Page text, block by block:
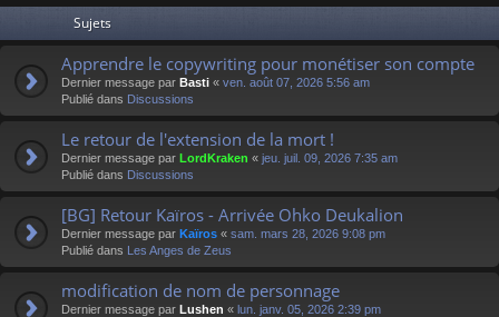
e
Sujets
Apprendre le copywriting pour monétiser son compte
Dernier message par Basti « ven. août 07, 2026 5:56 am
Publié dans Discussions
Le retour de l'extension de la mort !
Dernier message par LordKraken « jeu. juil. 09, 2026 7:35 am
Publié dans Discussions
[BG] Retour Kaïros - Arrivée Ohko Deukalion
Dernier message par Kaïros « sam. mars 28, 2026 9:08 pm
Publié dans Les Anges de Zeus
modification de nom de personnage
Dernier message par Lushen « lun. janv. 05, 2026 2:39 pm